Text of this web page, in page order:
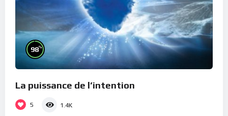
98%
La puissance de l’intention
5 1.4K